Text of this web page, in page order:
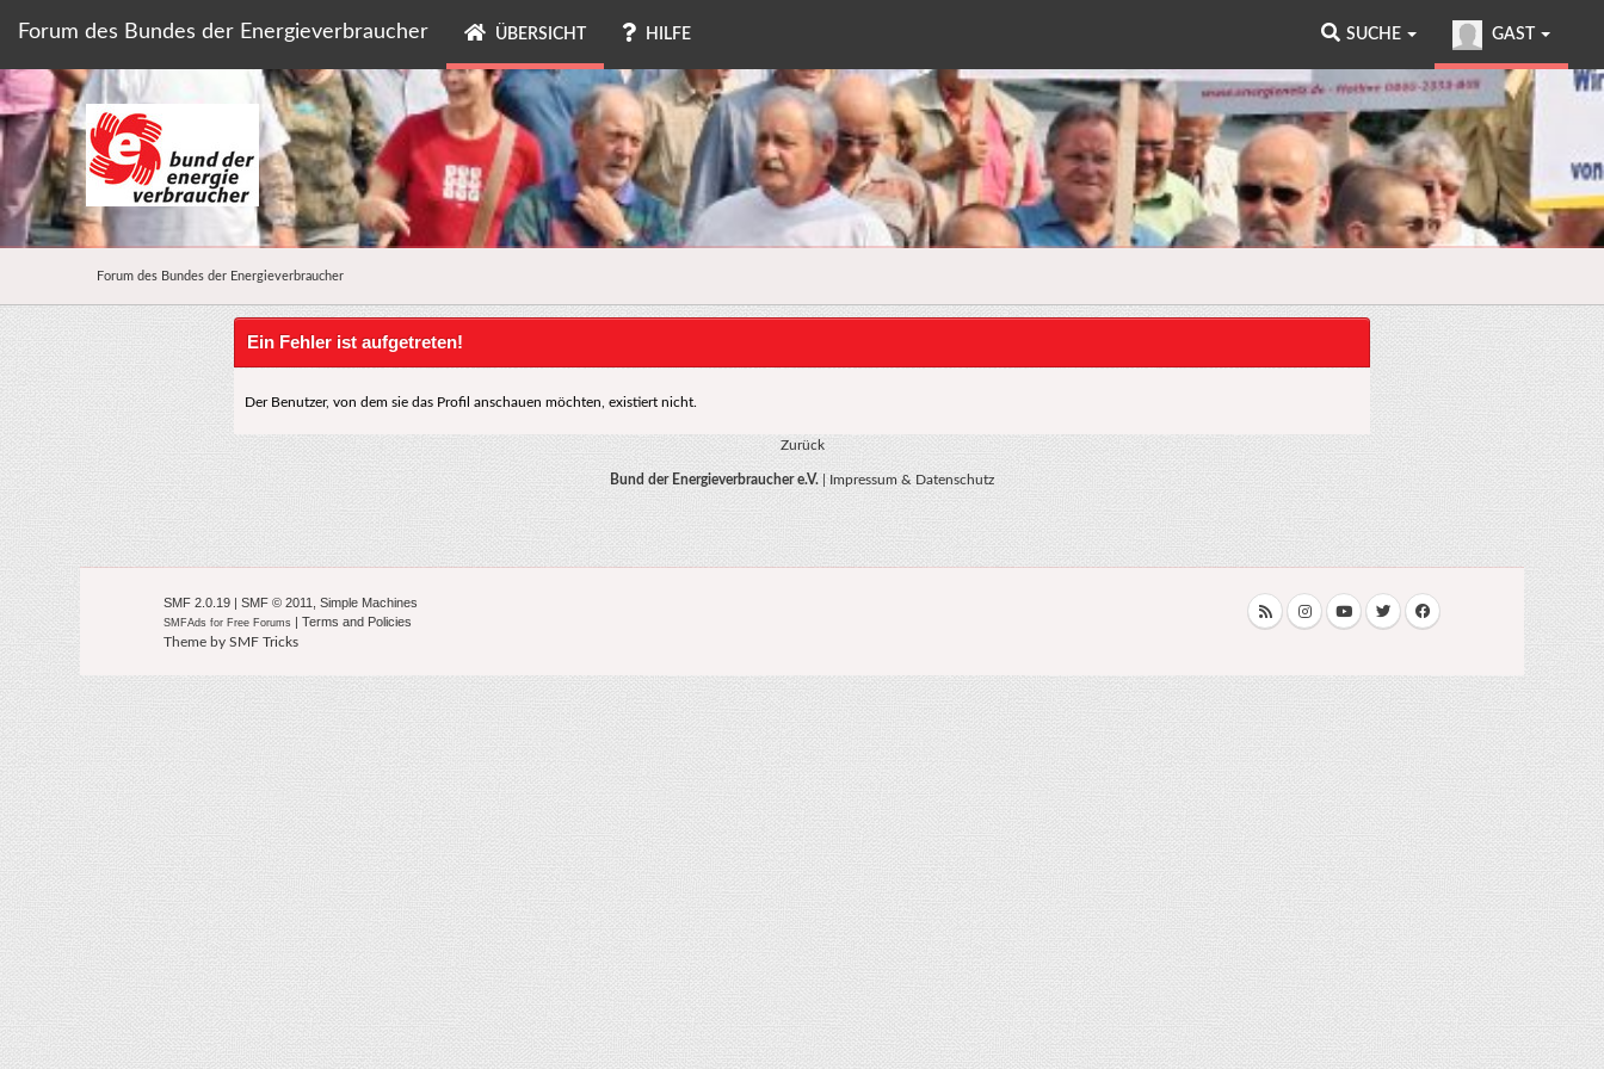
Forum des Bundes der Energieverbraucher ÜBERSICHT HILFE GAST
SUCHE
Forum des Bundes der Energieverbraucher
Ein Fehler ist aufgetreten!
Der Benutzer, von dem sie das Profil anschauen möchten, existiert nicht.
Zurück
Bund der Energieverbraucher e.V. Impressum & Datenschutz
SMF 2.0.19| SMF © 2011 Simple Machines
SMFAds for Free Forums | Terms and Policies
Theme by SMF Tricks